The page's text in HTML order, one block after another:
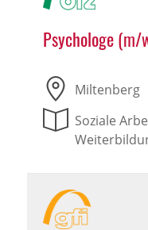
Psychologe
Miltenberg
Soziale